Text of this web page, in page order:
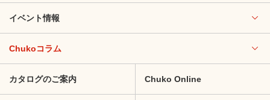
イベント情報
Chukoコラム
カタログのご案内 Chuko Online